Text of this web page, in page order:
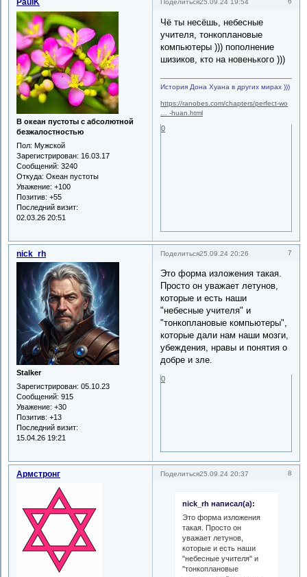
Поделиться25.09.24 19:54
PaulK
В океан пустоты с абсолютной
безжалостностью
Пол: Мужской
Зарегистрирован: 16.03.17
Сообщений: 3240
Откуда: Океан пустоты
Уважение: +100
Позитив: +55
Последний визит:
02.03.26 20:51
Чё ты несёшь, небесные
учителя, тонкоплановые
компьютеры ))) пополнение
шизиков, кто на новенького )))
История Дона Хуана в других мирах )))
https://ranobes.com/chapters/perfect-wo
… -huan.html
0
Поделиться 7
25.09.24 20:26
nick_rh
Stalker
Зарегистрирован: 05.10.23
Сообщений: 915
Уважение: +30
Позитив: +13
Последний визит:
15.04.26 19:21
Это форма изложения такая.
Просто он уважает летунов,
которые и есть наши
"небесные учителя" и
"тонкоплановые компьютеры",
которые дали нам наши мозги,
убеждения, нравы и понятия о
добре и зле.
0
Поделиться 8
25.09.24 20:37
Армстронг
nick_rh написал(а):
Это форма изложения
такая. Просто он
уважает летунов,
которые и есть наши
"небесные учителя" и
"тонкоплановые